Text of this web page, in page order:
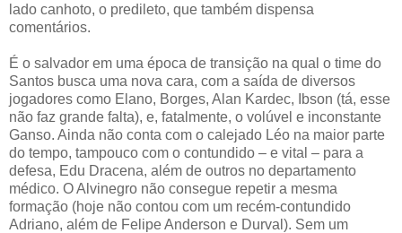
lado canhoto, o predileto, que também dispensa
comentários.
É o salvador em uma época de transição na qual o time do
Santos busca uma nova cara, com a saída de diversos
jogadores como Elano, Borges, Alan Kardec, Ibson (tá, esse
não faz grande falta), e, fatalmente, o volúvel e inconstante
Ganso. Ainda não conta com o calejado Léo na maior parte
do tempo, tampouco com o contundido – e vital – para a
defesa, Edu Dracena, além de outros no departamento
médico. O Alvinegro não consegue repetir a mesma
formação (hoje não contou com um recém-contundido
Adriano, além de Felipe Anderson e Durval). Sem um